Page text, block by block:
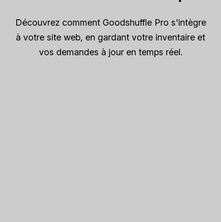
Découvrez comment Goodshuffle Pro s'intègre
à votre site web, en gardant votre inventaire et
vos demandes à jour en temps réel.